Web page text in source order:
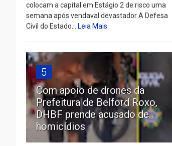
colocam a capital em Estágio 2 de risco uma
semana após vendaval devastador A Defesa
Civil do Estado...Leia Mais
5
Com apoio de drones da
Prefeitura de Belford Roxo,
DHBF prende acusado de
homicídios